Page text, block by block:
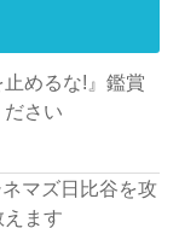
止めるな!』鑑賞
さい
ネマズ日比谷を攻
ます